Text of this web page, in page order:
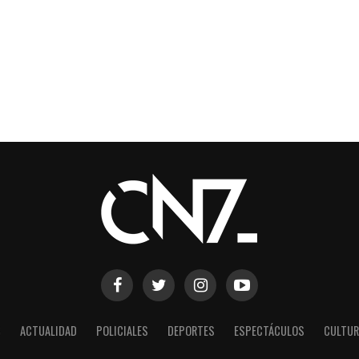
ACTUALIDAD POLICIALES DEPORTES ESPECTÁCULOS